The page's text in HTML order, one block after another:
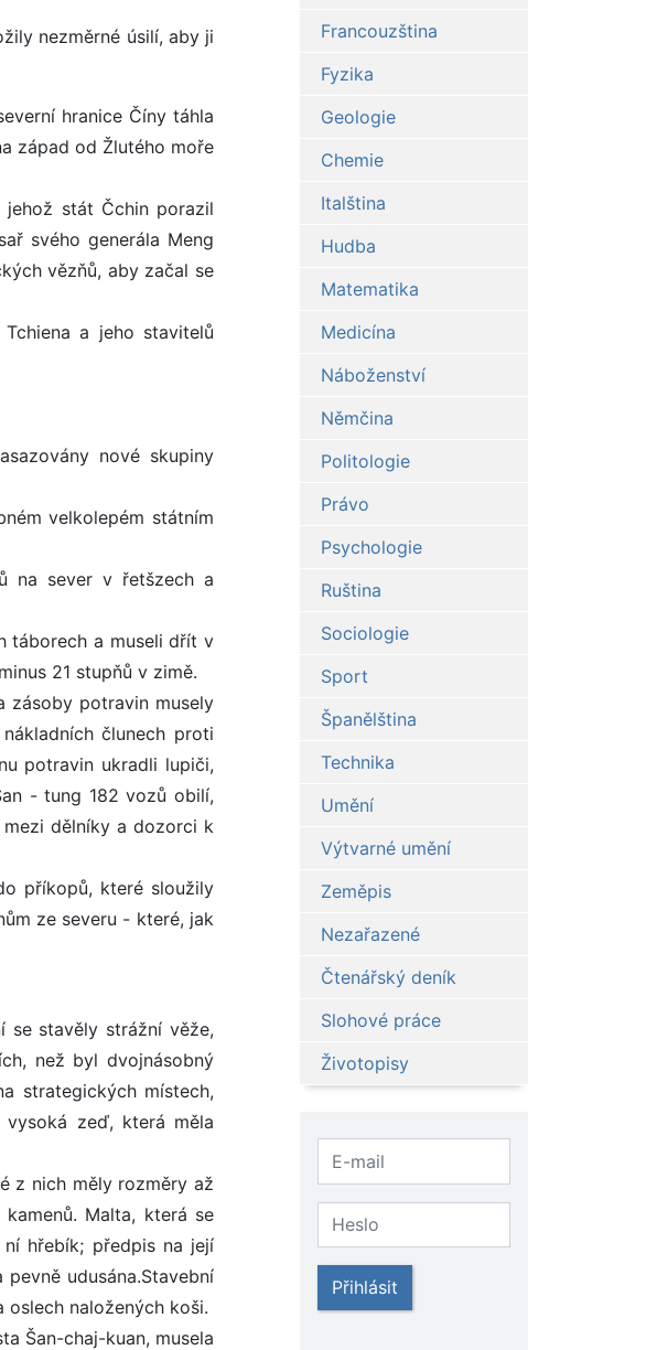
nezměrné úsilí, aby ji
hranice Číny táhla
západ od Žlutého moře
stát Čchin porazil
svého generála Meng
vězňů, aby začal se
a jeho stavitelů
nové skupiny
velkolepém státním
na sever v řetšzech a
táborech a museli dřít v
21 stupňů v zimě.
zásoby potravin musely
člunech proti
potravin ukradli lupiči,
- tung 182 vozů obilí,
dělníky a dozorci k
příkopů, které sloužily
ze severu - které, jak
se stavěly strážní věže,
než byl dvojnásobný
strategických místech,
zeď, která měla
z nich měly rozměry až
Malta, která se
hřebík; předpis na její
udusána.Stavební
naložených koši.
Šan-chaj-kuan, musela
Francouzština
Fyzika
Geologie
Chemie
Italština
Hudba
Matematika
Medicína
Náboženství
Němčina
Politologie
Právo
Psychologie
Ruština
Sociologie
Sport
Španělština
Technika
Umění
Výtvarné umění
Zeměpis
Nezařazené
Čtenářský deník
Slohové práce
Životopisy
Přihlásit